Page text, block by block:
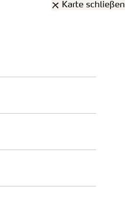
Karte schließen